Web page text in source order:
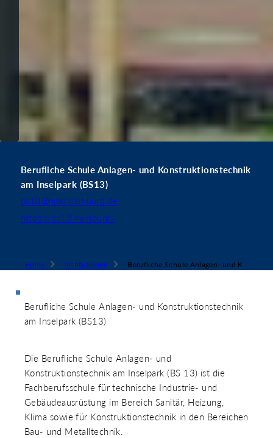
Berufliche Schule Anlagen- und Konstruktionstechnik
am Inselpark (BS13)
bs13@hibb.hamburg.de
https://bs13.hamburg/
Home Institutionen
Berufliche Schule Anlagen- und Konstruktionstechnik
am Inselpark (BS13)
Die Berufliche Schule Anlagen- und
Konstruktionstechnik am Inselpark (BS 13) ist die
Fachberufsschule für technische Industrie- und
Gebäudeausrüstung im Bereich Sanitär, Heizung,
Klima sowie für Konstruktionstechnik in den Bereichen
Bau- und Metalltechnik.